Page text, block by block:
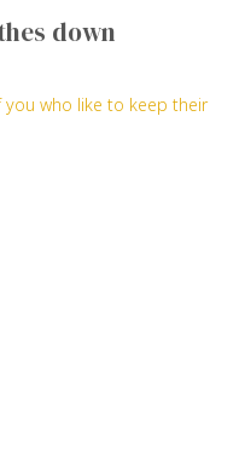
down
who like to keep their